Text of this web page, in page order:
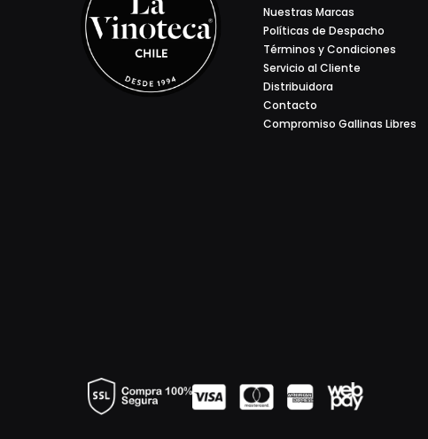
Nuestras Marcas
Políticas de Despacho
Términos y Condiciones
Servicio al Cliente
Distribuidora
Contacto
Compromiso Gallinas Libres